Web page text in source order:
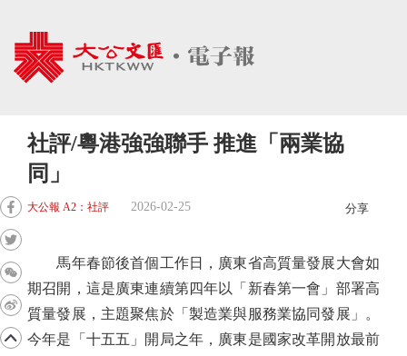
社評/粵港強強聯手 推進「兩業協
同」
大公報 A2：社評 2026-02-25 分享
馬年春節後首個工作日，廣東省高質量發展大會如
期召開，這是廣東連續第四年以「新春第一會」部署高
質量發展，主題聚焦於「製造業與服務業協同發展」。
今年是「十五五」開局之年，廣東是國家改革開放最前